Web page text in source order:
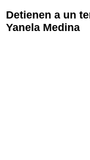
Detienen a un
Yanela Medina